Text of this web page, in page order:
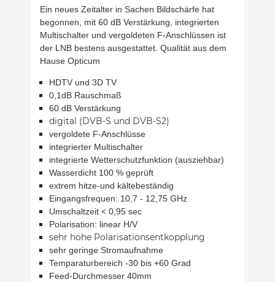
Ein neues Zeitalter in Sachen Bildschärfe hat
begonnen, mit 60 dB Verstärkung, integrierten
Multischalter und vergoldeten F-Anschlüssen ist
der LNB bestens ausgestattet. Qualität aus dem
Hause Opticum
HDTV und 3D TV
0,1dB Rauschmaß
60 dB Verstärkung
digital (DVB-S und DVB-S2)
vergoldete F-Anschlüsse
integrierter Multischalter
integrierte Wetterschutzfunktion (ausziehbar)
Wasserdicht 100 % geprüft
extrem hitze-und kältebeständig
Eingangsfrequen: 10,7 - 12,75 GHz
Umschaltzeit < 0,95 sec
Polarisation: linear H/V
sehr hohe Polarisationsentkopplung
sehr geringe Stromaufnahme
Temparaturbereich -30 bis +60 Grad
Feed-Durchmesser 40mm